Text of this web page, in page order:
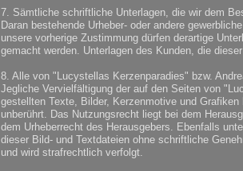
7. Sämtliche schriftliche Unterlagen, die wir dem
Daran bestehende Urheber- oder andere
unsere vorherige Zustimmung dürfen derartige
gemacht werden. Unterlagen des Kunden, die
8. Alle von "Lucystellas Kerzenparadies" bzw.
Jegliche Vervielfältigung der auf den Seiten von
gestellten Texte, Bilder, Kerzenmotive und
unberührt. Das Nutzungsrecht liegt bei dem
dem Urheberrecht des Herausgebers. Ebenfalls
dieser Bild- und Textdateien ohne schriftliche
und wird strafrechtlich verfolgt.